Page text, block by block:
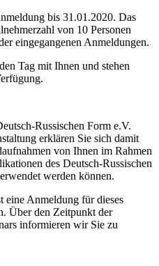
bis 31.01.2020. Das
von 10 Personen
eingegangenen Anmeldungen.
Tag mit Ihnen und stehen
Russischen Form e.V.
erklären Sie sich damit
von Ihnen im Rahmen
des Deutsch-Russischen
werden können.
eine Anmeldung für dieses
Über den Zeitpunkt der
informieren wir Sie zu